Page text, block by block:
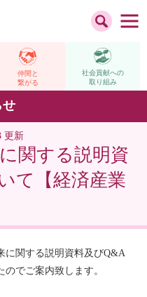
仲間と
繋がる
社会貢献への
取り組み
せ
更新
関する説明資
て【経済産業
に関する説明資料及びQ&A
でご案内致します。